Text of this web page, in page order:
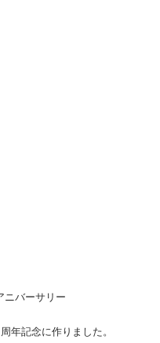
バーサリー
年記念に作りました。